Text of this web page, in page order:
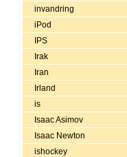
invandring
iPod
IPS
Irak
Iran
Irland
is
Isaac Asimov
Isaac Newton
ishockey